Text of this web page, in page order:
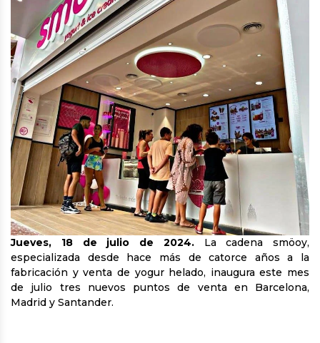
Jueves, 18 de julio de 2024.La cadena smöoy,
especializada desde hace más de catorce años a la
fabricación y venta de yogur helado, inaugura este mes
de julio tres nuevos puntos de venta en Barcelona,
Madrid y Santander.